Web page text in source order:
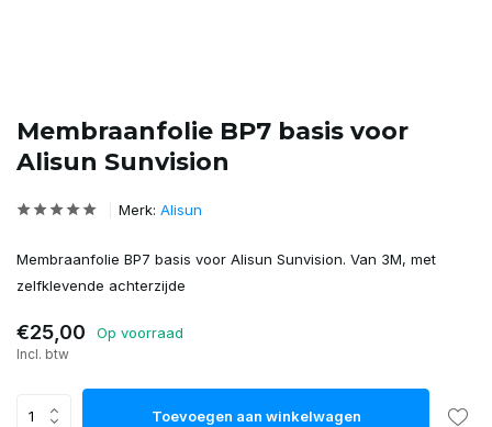
Membraanfolie BP7 basis voor
Alisun Sunvision
Merk: Alisun
Membraanfolie BP7 basis voor Alisun Sunvision. Van 3M, met
zelfklevende achterzijde
€25,00 Op voorraad
Incl. btw
Toevoegen aan winkelwagen